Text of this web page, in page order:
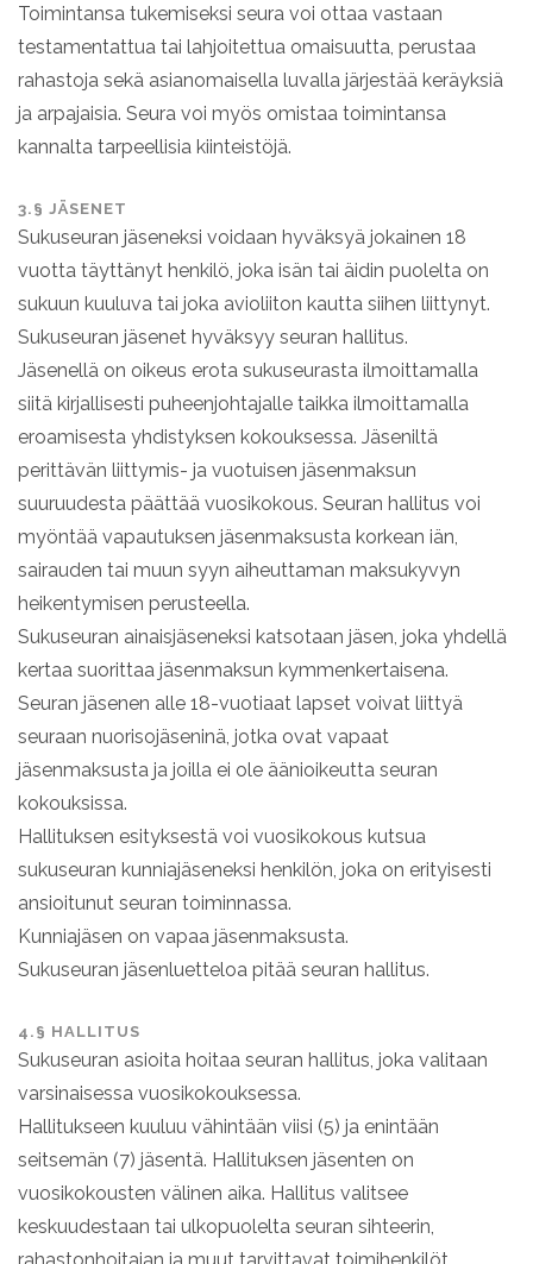
Toimintansa tukemiseksi seura voi ottaa vastaan
testamentattua tai lahjoitettua omaisuutta, perustaa
rahastoja sekä asianomaisella luvalla järjestää keräyksiä
ja arpajaisia. Seura voi myös omistaa toimintansa
kannalta tarpeellisia kiinteistöjä.
3.§ JÄSENET
Sukuseuran jäseneksi voidaan hyväksyä jokainen 18
vuotta täyttänyt henkilö, joka isän tai äidin puolelta on
sukuun kuuluva tai joka avioliiton kautta siihen liittynyt.
Sukuseuran jäsenet hyväksyy seuran hallitus.
Jäsenellä on oikeus erota sukuseurasta ilmoittamalla
siitä kirjallisesti puheenjohtajalle taikka ilmoittamalla
eroamisesta yhdistyksen kokouksessa. Jäseniltä
perittävän liittymis- ja vuotuisen jäsenmaksun
suuruudesta päättää vuosikokous. Seuran hallitus voi
myöntää vapautuksen jäsenmaksusta korkean iän,
sairauden tai muun syyn aiheuttaman maksukyvyn
heikentymisen perusteella.
Sukuseuran ainaisjäseneksi katsotaan jäsen, joka yhdellä
kertaa suorittaa jäsenmaksun kymmenkertaisena.
Seuran jäsenen alle 18-vuotiaat lapset voivat liittyä
seuraan nuorisojäseninä, jotka ovat vapaat
jäsenmaksusta ja joilla ei ole äänioikeutta seuran
kokouksissa.
Hallituksen esityksestä voi vuosikokous kutsua
sukuseuran kunniajäseneksi henkilön, joka on erityisesti
ansioitunut seuran toiminnassa.
Kunniajäsen on vapaa jäsenmaksusta.
Sukuseuran jäsenluetteloa pitää seuran hallitus.
4.§ HALLITUS
Sukuseuran asioita hoitaa seuran hallitus, joka valitaan
varsinaisessa vuosikokouksessa.
Hallitukseen kuuluu vähintään viisi (5) ja enintään
seitsemän (7) jäsentä. Hallituksen jäsenten on
vuosikokousten välinen aika. Hallitus valitsee
keskuudestaan tai ulkopuolelta seuran sihteerin,